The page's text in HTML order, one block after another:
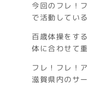
今回のフレ！
で活動してい
百歳体操をす
体に合わせて
フレ！フレ！
滋賀県内のサ